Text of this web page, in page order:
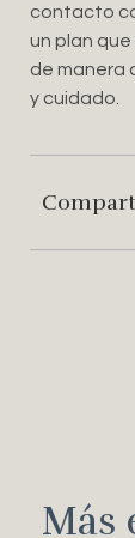
contacto
un plan
de manera
y cuidado.
Más